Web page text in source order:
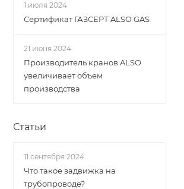
1 июля 2024
Сертификат ГАЗСЕРТ ALSO GAS
21 июня 2024
Производитель кранов ALSO
увеличивает объем
производства
Статьи
11 сентября 2024
Что такое задвижка на
трубопроводе?